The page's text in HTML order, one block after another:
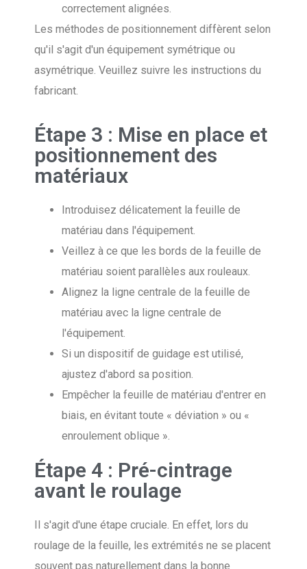
correctement alignées.
Les méthodes de positionnement diffèrent selon
qu'il s'agit d'un équipement symétrique ou
asymétrique. Veuillez suivre les instructions du
fabricant.
Étape 3 : Mise en place et
positionnement des
matériaux
Introduisez délicatement la feuille de
matériau dans l'équipement.
Veillez à ce que les bords de la feuille de
matériau soient parallèles aux rouleaux.
Alignez la ligne centrale de la feuille de
matériau avec la ligne centrale de
l'équipement.
Si un dispositif de guidage est utilisé,
ajustez d'abord sa position.
Empêcher la feuille de matériau d'entrer en
biais, en évitant toute « déviation » ou «
enroulement oblique ».
Étape 4 : Pré-cintrage
avant le roulage
Il s'agit d'une étape cruciale. En effet, lors du
roulage de la feuille, les extrémités ne se placent
souvent pas naturellement dans la bonne